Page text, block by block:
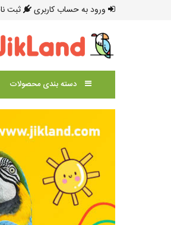
ورود به حساب کاربری ثبت
دسته بندی محصولات